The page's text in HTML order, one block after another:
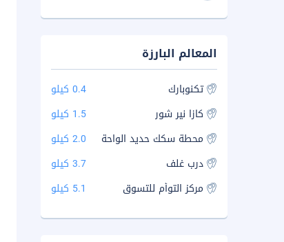
المعالم البارزة
تكنوبارك
0.4 كيلو
كازا نير شور
1.5 كيلو
محطة سكك حديد الواحة
2.0 كيلو
درب غلف
3.7 كيلو
مركز التوأم للتسوق
5.1 كيلو